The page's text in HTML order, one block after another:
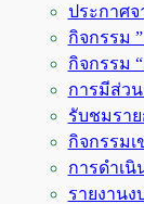
ประกาศ
กิจกรรม
กิจกรรม
การมีส่ว
รับชมรา
กิจกรรม
การดำเนิ
รายงานง